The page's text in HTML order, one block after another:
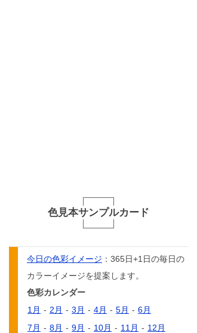
色見本サンプルカード
今日の色彩イメージ ：365日+1日の毎日の
カラーイメージを提案します。
色彩カレンダー
1月 - 2月 - 3月 - 4月 - 5月 - 6月
7月 - 8月 - 9月 - 10月 - 11月 - 12月